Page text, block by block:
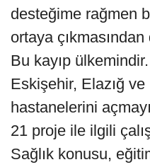
desteğime rağmen
ortaya
Bu kayıp
Eskişehir, Elazığ
hastanelerini
21 proje ile ilgili
Sağlık konusu,